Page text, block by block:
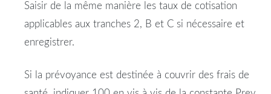
Saisir de la même manière les taux de cotisation
applicables aux tranches 2, B et C si nécessaire et
enregistrer.
Si la prévoyance est destinée à couvrir des frais de